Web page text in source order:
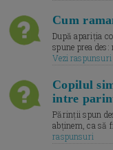
Cum
După apariția
spune prea
Vezi raspunsuri
Copilul
intre
Părinții spun
abținem, ca să
raspunsuri